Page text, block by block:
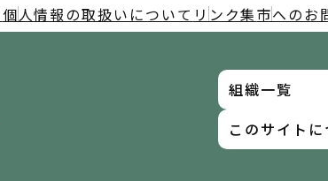
個人情報の取扱いについて リンク集市へのお
組織一覧
このサイト